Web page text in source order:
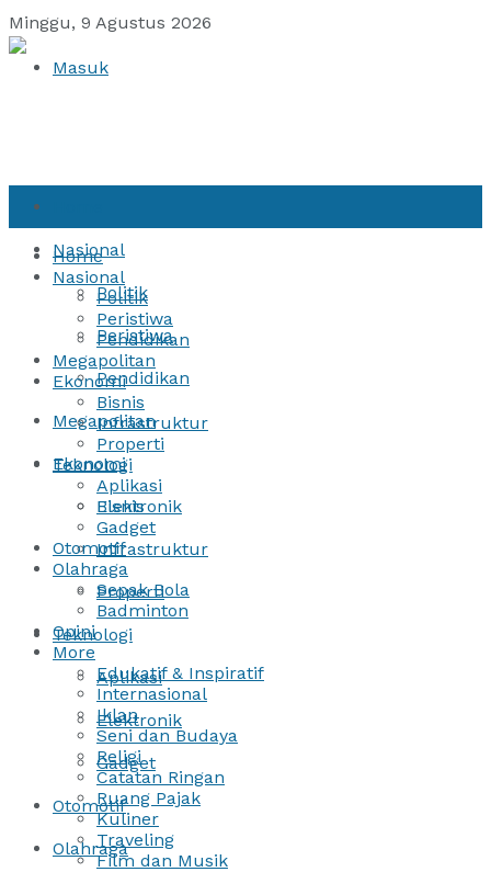
Minggu, 9 Agustus 2026
Masuk
Nasional
Politik
Peristiwa
Pendidikan
Megapolitan
Ekonomi
Bisnis
Infrastruktur
Properti
Teknologi
Aplikasi
Elektronik
Gadget
Otomotif
Olahraga
Home
Nasional
Politik
Peristiwa
Pendidikan
Megapolitan
Ekonomi
Bisnis
Infrastruktur
Properti
Teknologi
Aplikasi
Elektronik
Gadget
Otomotif
Olahraga
Sepak Bola
Badminton
Opini
More
Edukatif & Inspiratif
Internasional
Iklan
Seni dan Budaya
Religi
Catatan Ringan
Ruang Pajak
Kuliner
Traveling
Film dan Musik